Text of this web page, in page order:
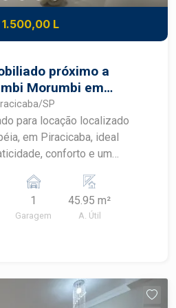
1.500,00 L
próximo a
Morumbi em
SP
para locação localizado
em Piracicaba, ideal
conforto e um
completo e excelente
este apartamento
funcional em uma região
ambientes - Geladeira,
- Máquina de lavar -
1
Garagem
45.95 m²
A. Útil